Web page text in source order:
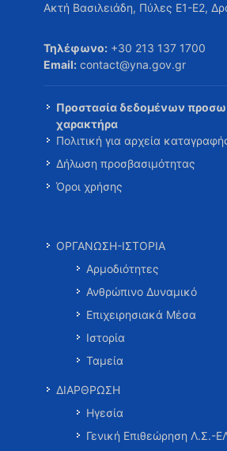
Ακτή Βασιλειάδη, Πύλες Ε1-Ε2,
Τηλέφωνο: +30 213 137 1700
Email: contact@yna.gov.gr
Προστασία δεδομένων
χαρακτήρα
Πολιτική για αρχεία
Δήλωση προσβασιμότητας
Όροι χρήσης
ΟΡΓΑΝΩΣΗ-ΙΣΤΟΡΙΑ
Αρμοδιότητες
Ανθρώπινο Δυναμικό
Επιχειρησιακά Μέσα
Ιστορία
Ταμεία
ΔΙΑΡΘΡΩΣΗ
Ηγεσία
Γενική Επιθεώρηση Λ.Σ.-